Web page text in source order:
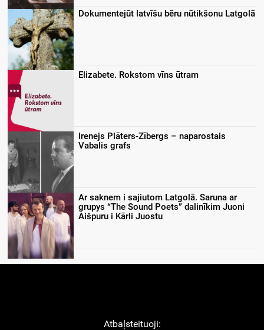
Dokumentejūt latvīšu bēru nūtikšonu Latgolā
Elizabete. Rokstom vīns ūtram
Irenejs Plāters-Zībergs – naparostais
Vabalis grafs
Ar saknem i sajiutom Latgolā. Saruna ar
grupys “The Sound Poets” dalinīkim Juoni
Aišpuru i Kārli Juostu
Atbaļsteituoji: